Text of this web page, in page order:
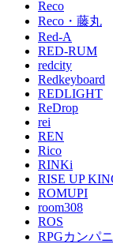
Reco
Reco・藤丸
Red-A
RED-RUM
redcity
Redkeyboard
REDLIGHT
ReDrop
rei
REN
Rico
RINKi
RISE UP
ROMUPI
room308
ROS
RPGカンパ